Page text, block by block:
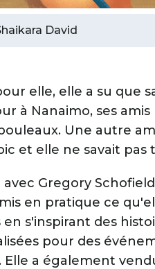
David
elle, elle a su que
à Nanaimo, ses amis
Une autre
et elle ne savait pas
Gregory
en pratique ce
s'inspirant des
pour des
a également